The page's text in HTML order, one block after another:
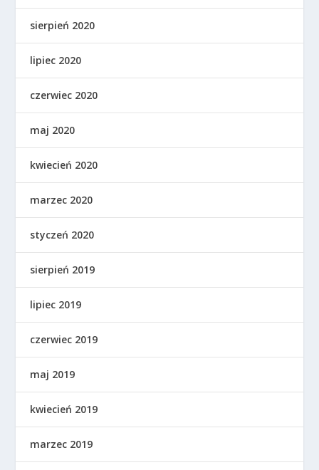
sierpień 2020
lipiec 2020
czerwiec 2020
maj 2020
kwiecień 2020
marzec 2020
styczeń 2020
sierpień 2019
lipiec 2019
czerwiec 2019
maj 2019
kwiecień 2019
marzec 2019